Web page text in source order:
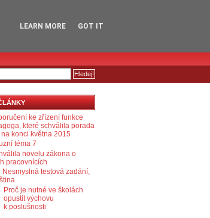
ke zřízení funkce
které schválila porada
konci května 2015
téma 7
novelu zákona o
pracovnících
Nesmyslná testová zadání,
Proč je nutné ve školách
opustit výchovu
k poslušnosti
LEARN MORE GOT IT